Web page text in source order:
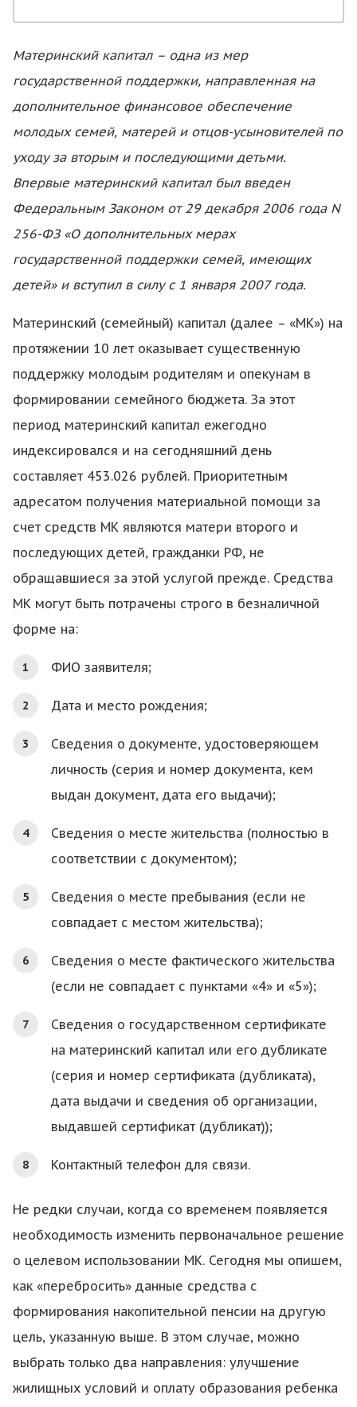
Материнский капитал – одна из мер
государственной поддержки, направленная на
дополнительное финансовое обеспечение
молодых семей, матерей и отцов-усыновителей по
уходу за вторым и последующими детьми.
Впервые материнский капитал был введен
Федеральным Законом от 29 декабря 2006 года N
256-ФЗ «О дополнительных мерах
государственной поддержки семей, имеющих
детей» и вступил в силу с 1 января 2007 года.
Материнский (семейный) капитал (далее – «МК») на
протяжении 10 лет оказывает существенную
поддержку молодым родителям и опекунам в
формировании семейного бюджета. За этот
период материнский капитал ежегодно
индексировался и на сегодняшний день
составляет 453.026 рублей. Приоритетным
адресатом получения материальной помощи за
счет средств МК являются матери второго и
последующих детей, гражданки РФ, не
обращавшиеся за этой услугой прежде. Средства
МК могут быть потрачены строго в безналичной
форме на:
ФИО заявителя;
Дата и место рождения;
Сведения о документе, удостоверяющем
личность (серия и номер документа, кем
выдан документ, дата его выдачи);
Сведения о месте жительства (полностью в
соответствии с документом);
Сведения о месте пребывания (если не
совпадает с местом жительства);
Сведения о месте фактического жительства
(если не совпадает с пунктами «4» и «5»);
Сведения о государственном сертификате
на материнский капитал или его дубликате
(серия и номер сертификата (дубликата),
дата выдачи и сведения об организации,
выдавшей сертификат (дубликат));
Контактный телефон для связи.
Не редки случаи, когда со временем появляется
необходимость изменить первоначальное решение
о целевом использовании МК. Сегодня мы опишем,
как «перебросить» данные средства с
формирования накопительной пенсии на другую
цель, указанную выше. В этом случае, можно
выбрать только два направления: улучшение
жилищных условий и оплату образования ребенка